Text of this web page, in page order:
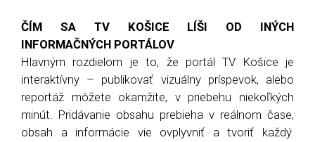
ČÍM SA TV KOŠICE LÍŠI OD INÝCH
INFORMAČNÝCH PORTÁLOV
Hlavným rozdielom je to, že portál TV Košice je
interaktívny – publikovať vizuálny príspevok, alebo
reportáž môžete okamžite, v priebehu niekoľkých
minút. Pridávanie obsahu prebieha v reálnom čase,
obsah a informácie vie ovplyvniť a tvoriť každý.